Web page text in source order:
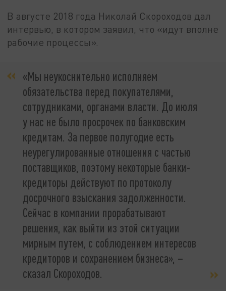
В августе 2018 года Николай Скороходов дал
интервью, в котором заявил, что «идут вполне
рабочие процессы».
«Мы неукоснительно исполняем
обязательства перед покупателями,
сотрудниками, органами власти. До июля
у нас не было просрочек по банковским
кредитам. За первое полугодие есть
неурегулированные отношения с частью
поставщиков, поэтому некоторые банки-
кредиторы действуют по протоколу
досрочного взыскания задолженности.
Сейчас в компании прорабатывают
решения, как выйти из этой ситуации
мирным путем, с соблюдением интересов
кредиторов и сохранением бизнеса», –
сказал Скороходов.